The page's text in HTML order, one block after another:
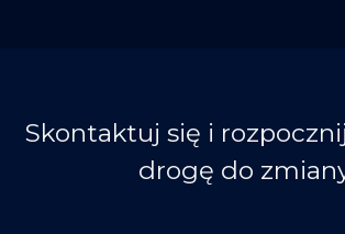
Skontaktuj się i
drogę do